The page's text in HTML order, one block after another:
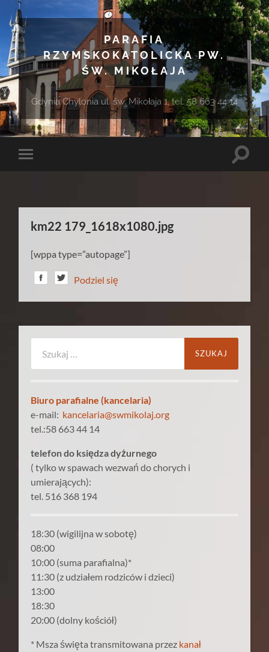
PARAFIA
RZYMSKOKATOLICKA PW.
ŚW. MIKOŁAJA
Gdynia Chylonia ul. św. Mikołaja 1, tel. 58 663 44 14
Toggle
Toggle
km22 179_1618x1080.jpg
[wppa type=”autopage”]
Podziel się
Biuro parafialne (kancelaria)
e-mail: kancelaria@swmikolaj.org
tel.:58 663 44 14
telefon do księdza dyżurnego
( tylko w spawach wezwań do chorych i
umierających):
tel. 516 368 194
18:30 (wigilijna w sobotę)
08:00
10:00 (suma parafialna)*
11:30 (z udziałem rodziców i dzieci)
13:00
18:30
20:00 (dolny kościół)
* Msza święta transmitowana przez kanał